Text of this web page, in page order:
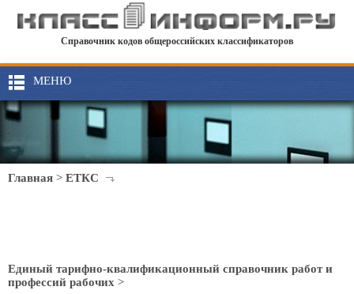
Справочник кодов общероссийских классификаторов
МЕНЮ
Главная > ЕТКС
Единый тарифно-квалификационный справочник работ и
профессий рабочих >